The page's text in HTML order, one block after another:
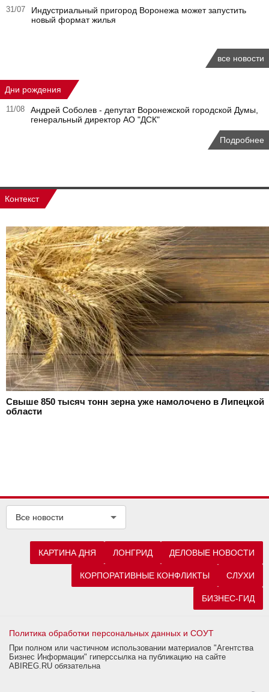
31/07
Индустриальный пригород Воронежа может запустить
новый формат жилья
все новости
Дни рождения
11/08
Андрей Соболев - депутат Воронежской городской Думы,
генеральный директор АО "ДСК"
Подробнее
Контекст
Свыше 850 тысяч тонн зерна уже намолочено в Липецкой
области
Все новости
КАРТИНА ДНЯ ЛОНГРИД ДЕЛОВЫЕ НОВОСТИ
КОРПОРАТИВНЫЕ КОНФЛИКТЫ СЛУХИ
БИЗНЕС-ГИД
Политика обработки персональных данных и СОУТ
При полном или частичном использовании материалов "Агентства
Бизнес Информации" гиперссылка на публикацию на сайте
ABIREG.RU обязательна